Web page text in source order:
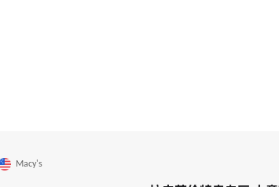
Macy's